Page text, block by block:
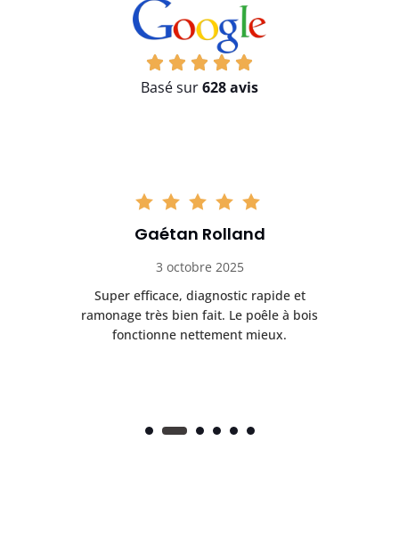
Basé sur628 avis
Gaétan Rolland
3 octobre 2025
Super efficace, diagnostic rapide et
ramonage très bien fait. Le poêle à bois
fonctionne nettement mieux.